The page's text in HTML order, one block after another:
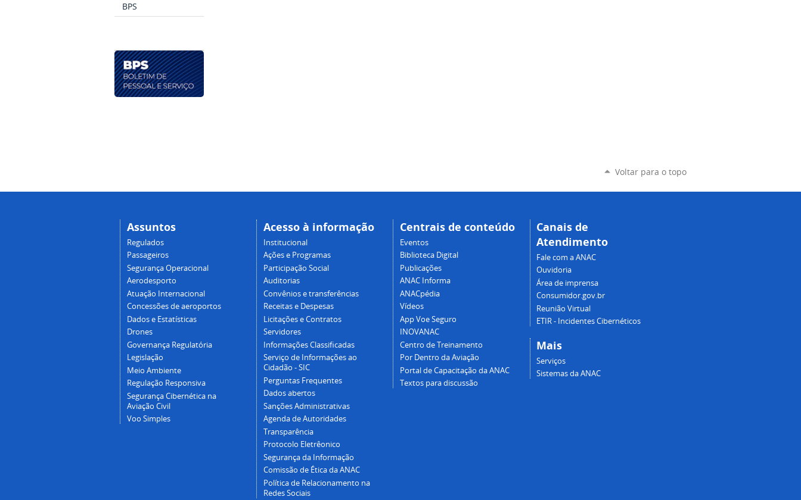
BPS
Voltar para o topo
Assuntos
Regulados
Passageiros
Segurança Operacional
Aerodesporto
Atuação Internacional
Concessões de aeroportos
Dados e Estatísticas
Drones
Governança Regulatória
Legislação
Meio Ambiente
Regulação Responsiva
Segurança Cibernética na
Aviação Civil
Voo Simples
Acesso à informação
Institucional
Ações e Programas
Participação Social
Auditorias
Convênios e transferências
Receitas e Despesas
Licitações e Contratos
Servidores
Informações Classificadas
Serviço de Informações ao
Cidadão - SIC
Perguntas Frequentes
Dados abertos
Sanções Administrativas
Agenda de Autoridades
Transparência
Protocolo Eletrêonico
Segurança da Informação
Comissão de Ética da ANAC
Política de Relacionamento na
Redes Sociais
Centrais de conteúdo
Eventos
Biblioteca Digital
Publicações
ANAC Informa
ANACpédia
Vídeos
App Voe Seguro
INOVANAC
Centro de Treinamento
Por Dentro da Aviação
Portal de Capacitação da ANAC
Textos para discussão
Canais de
Atendimento
Fale com a ANAC
Ouvidoria
Área de imprensa
Consumidor.gov.br
Reunião Virtual
ETIR - Incidentes Cibernéticos
Mais
Serviços
Sistemas da ANAC